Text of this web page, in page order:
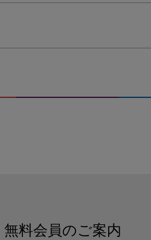
無料会員のご案内